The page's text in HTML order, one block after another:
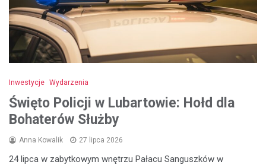
Inwestycje Wydarzenia
Święto Policji w Lubartowie: Hołd dla
Bohaterów Służby
Anna Kowalik 27 lipca 2026
24 lipca w zabytkowym wnętrzu Pałacu Sanguszków w